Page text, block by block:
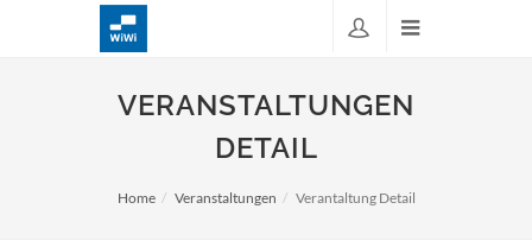
VERANSTALTUNGEN
DETAIL
Home Veranstaltungen Verantaltung Detail